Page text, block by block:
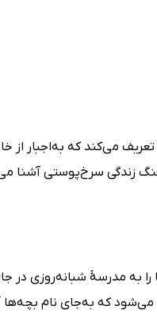
می‌کند که به‌اجبار از
زندگی سرخ‌پوستی آشنا
به مدرسهٔ شبانه‌روزی در
که به‌جای نام بچه‌ها